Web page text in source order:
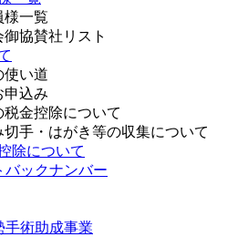
様一覧
御協賛社リスト
使い道
申込み
税金控除について
切手・はがき等の収集について
除について
バックナンバー
手術助成事業